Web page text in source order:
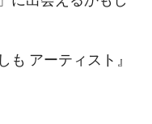
アーティスト』